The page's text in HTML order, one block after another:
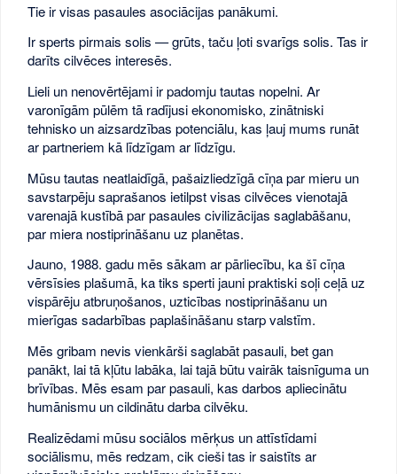
Tie ir visas pasaules asociācijas panākumi.
Ir sperts pirmais solis — grūts, taču ļoti svarīgs solis. Tas ir
darīts cilvēces interesēs.
Lieli un nenovērtējami ir padomju tautas nopelni. Ar
varonīgām pūlēm tā radījusi ekonomisko, zinātniski
tehnisko un aizsardzības potenciālu, kas ļauj mums runāt
ar partneriem kā līdzīgam ar līdzīgu.
Mūsu tautas neatlaidīgā, pašaizliedzīgā cīņa par mieru un
savstarpēju saprašanos ietilpst visas cilvēces vienotajā
varenajā kustībā par pasaules civilizācijas saglabāšanu,
par miera nostiprināšanu uz planētas.
Jauno, 1988. gadu mēs sākam ar pārliecību, ka šī cīņa
vērsīsies plašumā, ka tiks sperti jauni praktiski soļi ceļā uz
vispārēju atbruņošanos, uzticības nostiprināšanu un
mierīgas sadarbības paplašināšanu starp valstīm.
Mēs gribam nevis vienkārši saglabāt pasauli, bet gan
panākt, lai tā kļūtu labāka, lai tajā būtu vairāk taisnīguma un
brīvības. Mēs esam par pasauli, kas darbos apliecinātu
humānismu un cildinātu darba cilvēku.
Realizēdami mūsu sociālos mērķus un attīstīdami
sociālismu, mēs redzam, cik cieši tas ir saistīts ar